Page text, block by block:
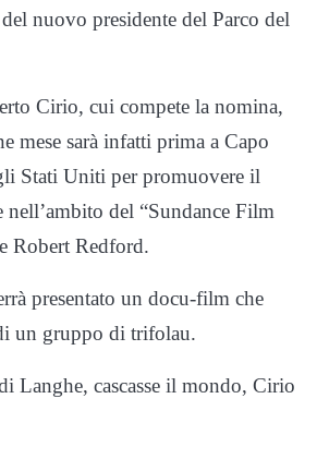
nuovo presidente del Parco del
Cirio, cui compete la nomina,
mese sarà infatti prima a Capo
Stati Uniti per promuovere il
del “Sundance Film
Robert Redford.
presentato un docu-film che
un gruppo di trifolau.
Langhe, cascasse il mondo, Cirio